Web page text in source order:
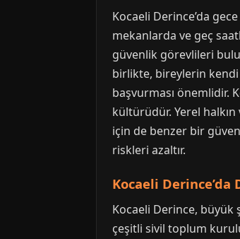
Kocaeli Derince’da
mekanlarda ve geç
güvenlik görevlileri
birlikte, bireylerin kendi
başvurması önemlidir.
kültürüdür. Yerel
için de benzer bir
riskleri azaltır.
Kocaeli
Kocaeli Derince, büyük
çeşitli sivil toplum